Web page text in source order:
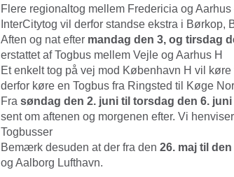
Flere regionaltog mellem Fredericia og
InterCitytog vil derfor standse ekstra i Børkop,
Aften og nat efter mandag den 3, og tirsdag
erstattet af Togbus mellem Vejle og Aarhus H
Et enkelt tog på vej mod København H vil
derfor køre en Togbus fra Ringsted til Køge
Fra søndag den 2. juni til torsdag den 6. juni
sent om aftenen og morgenen efter. Vi
Togbusser
Bemærk desuden at der fra den 26. maj til
og Aalborg Lufthavn.